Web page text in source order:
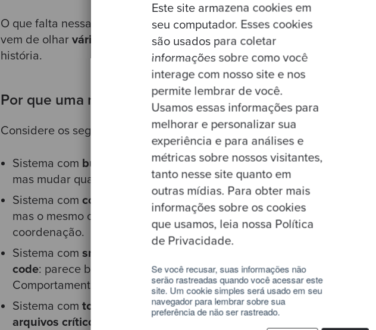
Este site armazena cookies em
seu computador. Esses cookies
são usados para coletar
informações sobre como você
interage com nosso site e nos
permite lembrar de você.
Usamos essas informações para
melhorar e personalizar sua
experiência e para análises e
métricas sobre nossos visitantes,
tanto nesse site quanto em
outras mídias. Para obter mais
informações sobre os cookies
que usamos, leia nossa Política
de Privacidade.
Se você recusar, suas informações não
serão rastreadas quando você acessar este
site. Um cookie simples será usado em seu
navegador para lembrar sobre sua
preferência de não ser rastreado.
O que falta nessa conversa não é mais opinião. Édado direcionado
.
vem de olhar várias métricas juntas, porque cada métrica isolada
história.
Por que uma métrica só não basta
Considere os seguintes cenários, todos plausíveis, todos comuns em
Sistema com bugs lógicos baixosmascomplexidade alta: roda
mas mudar qualquer coisa é doloroso. Velocidade do time
Sistema com complexidade baixa mas duplicação alta
: cada
mas o mesmo conhecimento vive em dez lugares. Bugs reaparecem.
coordenação.
Sistema com smells baixos
bug analysis
code: parece bem escrito, mas tem caminhos lógicos impossíveis
Comportamento não é o que parece.
Sistema com todas as métricas medianasmascomplexidade
arquivos críticos
: o resto da base é saudável, mas as funções-chave